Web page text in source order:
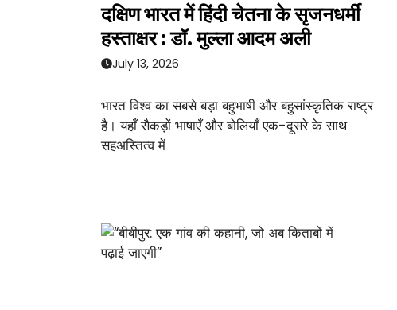
दक्षिण भारत में हिंदी चेतना के सृजनधर्मी
हस्ताक्षर : डॉ. मुल्ला आदम अली
July 13, 2026
भारत विश्व का सबसे बड़ा बहुभाषी और बहुसांस्कृतिक राष्ट्र
है। यहाँ सैकड़ों भाषाएँ और बोलियाँ एक-दूसरे के साथ
सहअस्तित्व में